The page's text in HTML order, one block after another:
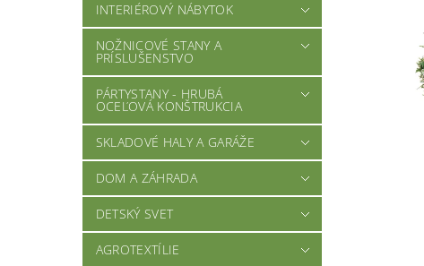
INTERIÉROVÝ NÁBYTOK
NOŽNICOVÉ STANY A
PRÍSLUŠENSTVO
PÁRTYSTANY - HRUBÁ
OCEĽOVÁ KONŠTRUKCIA
SKLADOVÉ HALY A GARÁŽE
DOM A ZÁHRADA
DETSKÝ SVET
AGROTEXTÍLIE